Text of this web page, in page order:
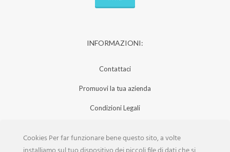
INFORMAZIONI:
Contattaci
Promuovi la tua azienda
Condizioni Legali
Iscrizione Aziende
Cookies Per far funzionare bene questo sito, a volte